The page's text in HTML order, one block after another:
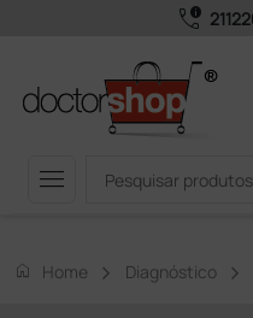
call_quality
menu
home Home Diagnóstico